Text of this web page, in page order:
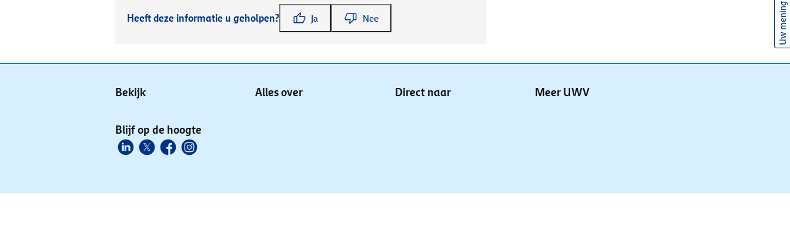
Heeft deze informatie u geholpen? Ja Nee
Bekijk Alles over Direct naar Meer UWV
Blijf op de hoogte
Uw mening